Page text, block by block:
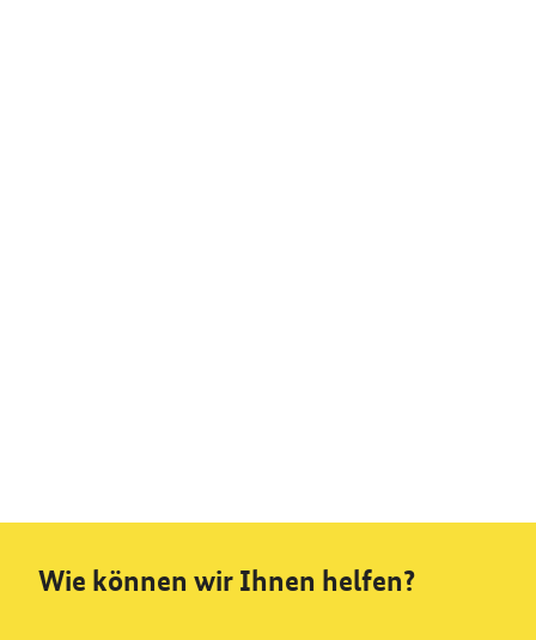
Wie können wir Ihnen helfen?